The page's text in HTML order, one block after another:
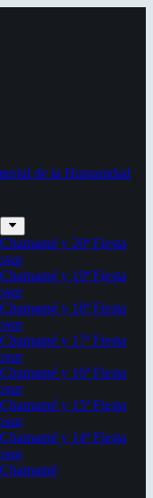
de la Humanidad
y 20ª Fiesta
y 19ª Fiesta
y 18ª Fiesta
y 17ª Fiesta
y 16ª Fiesta
y 15ª Fiesta
y 14ª Fiesta